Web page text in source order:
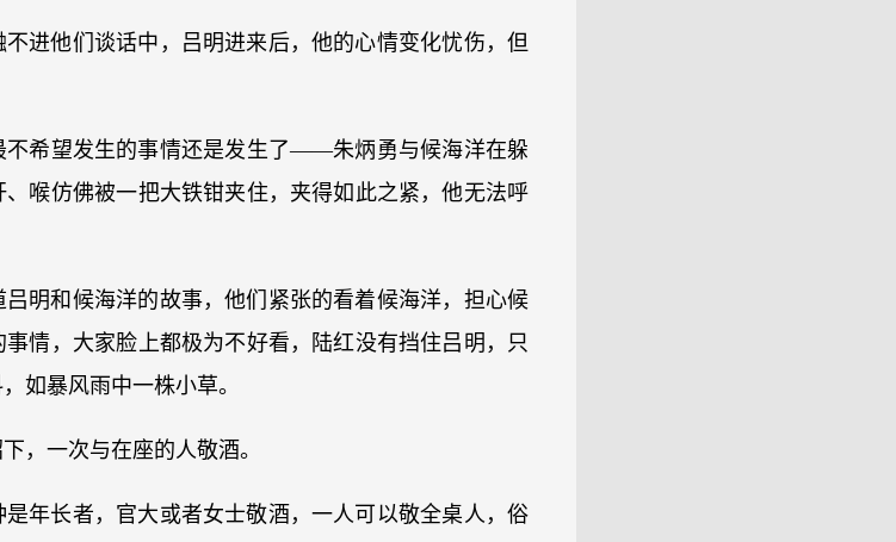
进他们谈话中，吕明进来后，他的心情变化忧伤，但
不希望发生的事情还是发生了——朱炳勇与候海洋在躲
喉仿佛被一把大铁钳夹住，夹得如此之紧，他无法呼
明和候海洋的故事，他们紧张的看着候海洋，担心候
情，大家脸上都极为不好看，陆红没有挡住吕明，只
如暴风雨中一株小草。
，一次与在座的人敬酒。
年长者，官大或者女士敬酒，一人可以敬全桌人，俗